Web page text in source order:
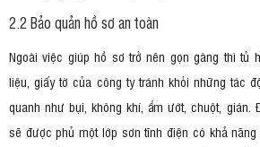
2.2 Bảo quản hồ sơ an toàn
Ngoài việc giúp hồ sơ trở nên gọn gàng thì tủ
liệu, giấy tờ của công ty tránh khỏi những tác
quanh như bụi, không khí, ẩm ướt, chuột, gián.
sẽ được phủ một lớp sơn tĩnh điện có khả